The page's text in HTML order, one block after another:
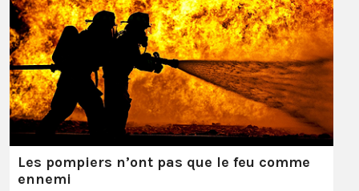
Les pompiers n’ont pas que le feu comme
ennemi